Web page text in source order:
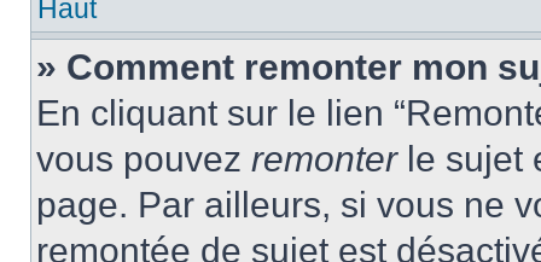
Haut
» Comment remonter mon
En cliquant sur le lien
vous pouvez remonterle sujet
page. Par ailleurs, si vous ne
remontée de sujet est